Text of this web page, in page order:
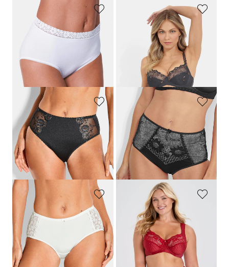
Tailleslip, set van 2
Laagste prijs van de afgelopen 30
dagen**: 26,96 €
(-11%)
Beugel-BH met gebloemd kant
99,95 €
Laagste prijs van de afgelopen 30
dagen**: 69,97 € (-14%)
CONTURELLE
Tailleslip met kanten inzet
29,97 €49,95 €
Laagste prijs van de afgelopen 30
dagen**: 34,97 €
(-14%)
MISS MARY
Maxislip van microvezels met kant
24,95 €
SASSA
Tailleslip met elegant borduursel
15,96 €19,95 €
Laagste prijs van de afgelopen 30
dagen**: 19,95 €
(-20%)
MISS MARY
Beugelbeha van jacquard met kant
59,99 €